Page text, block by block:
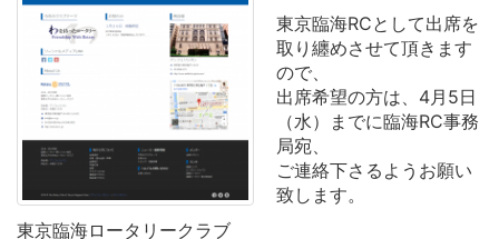
東京臨海RCとして出席を
取り纏めさせて頂きます
ので、
出席希望の方は、4月5日
（水）までに臨海RC事務
局宛、
ご連絡下さるようお願い
致します。
東京臨海ロータリークラブ